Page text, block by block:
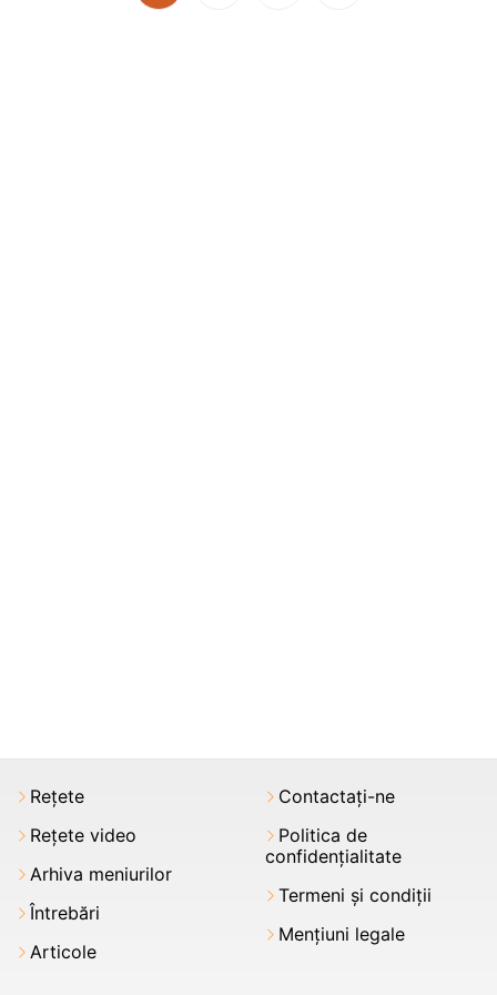
Rețete
Rețete video
Arhiva meniurilor
Întrebări
Articole
Contactați-ne
Politica de
confidențialitate
Termeni şi condiții
Mențiuni legale